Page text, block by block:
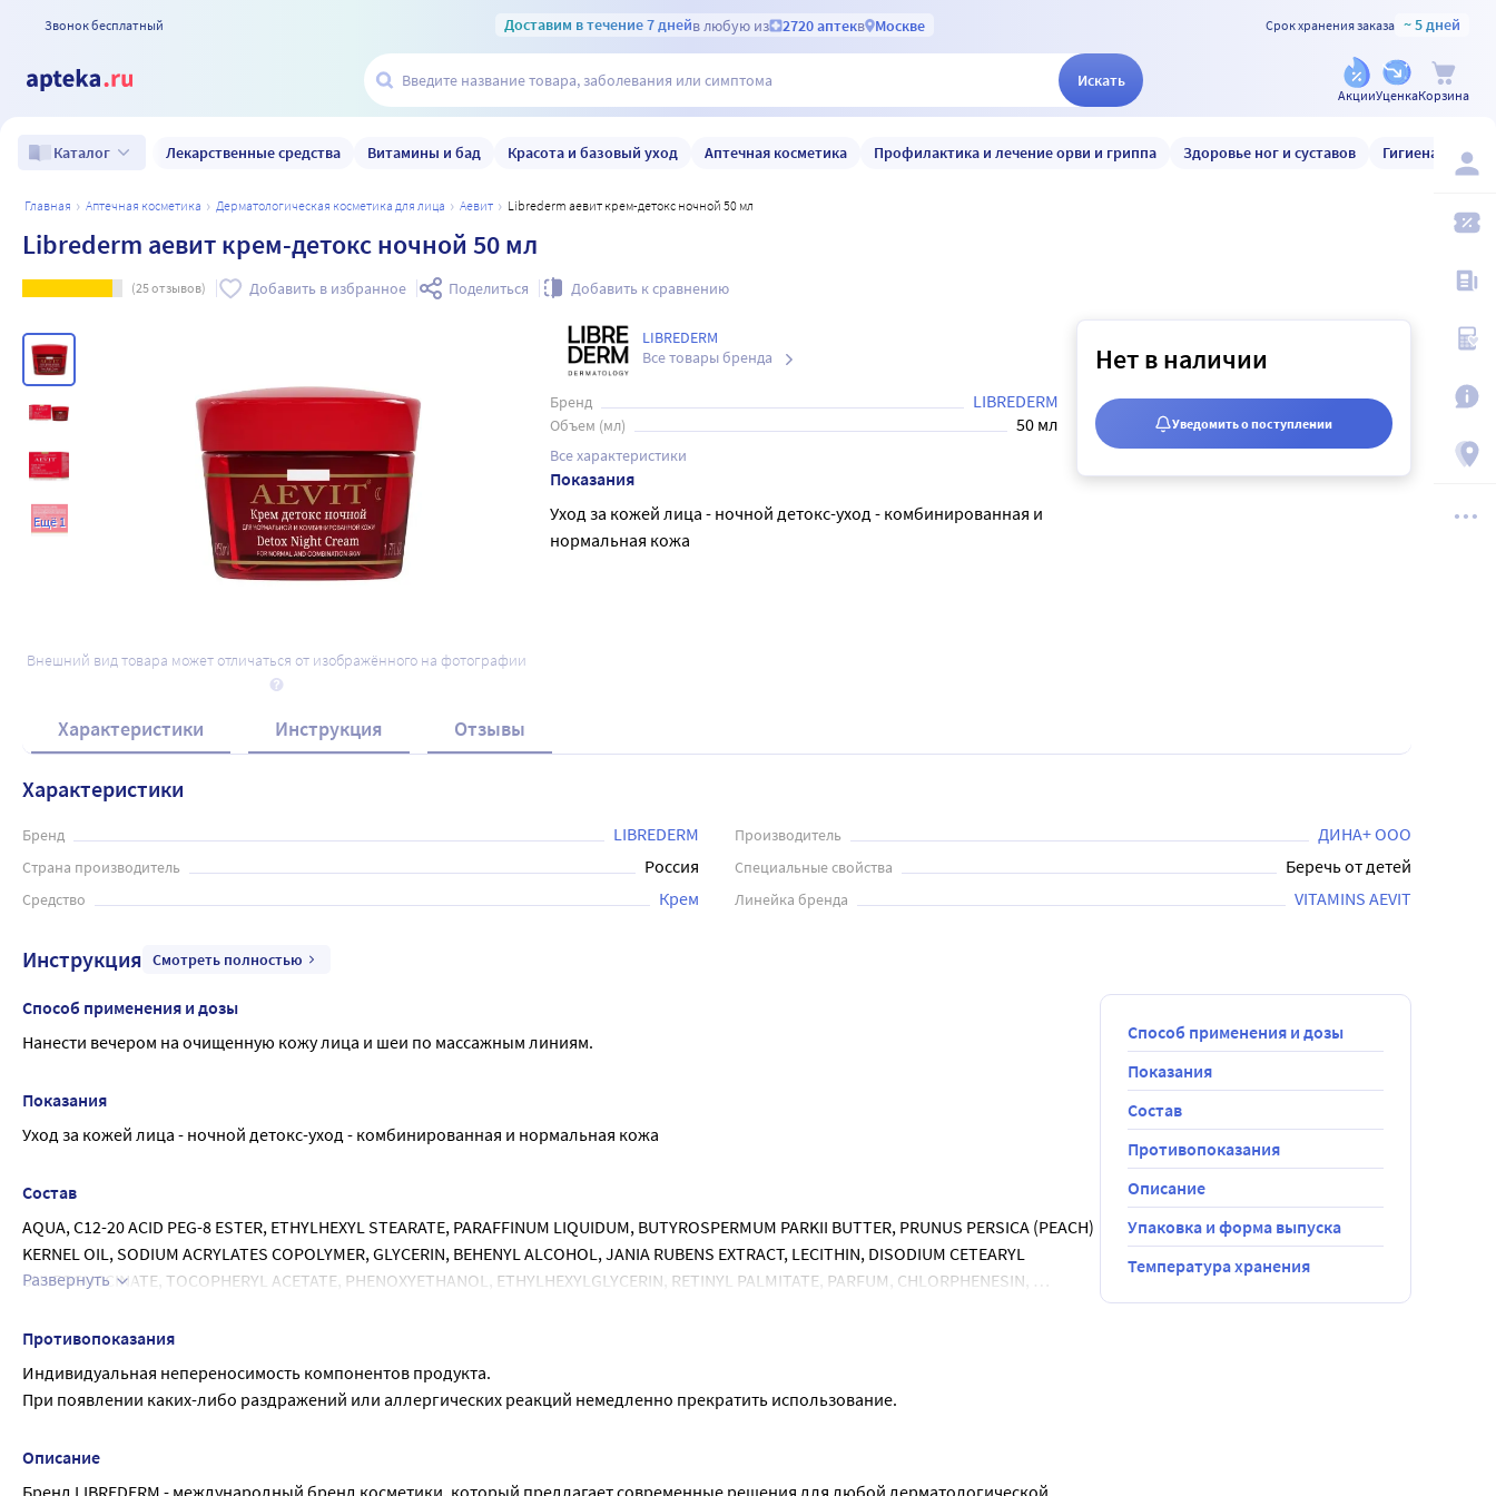
Звонок бесплатный Доставим в течение 7 днейв любую из 2720 аптекв Москве Срок хранения заказа ~ 5 дней
Искать
АкцииУценкаКорзина
Каталог Лекарственные средства Витамины и бад Красота и базовый уход Аптечная косметика Профилактика и лечение орви и гриппа Здоровье ног и суставов Гигиена и уход
главная аптечная косметика дерматологическая косметика для лица аевит Librederm аевит крем-детокс ночной 50 мл
Librederm аевит крем-детокс ночной 50 мл
(25отзывов) Добавить в избранное Поделиться Добавить к сравнению
Ещё 1
Внешний вид товара может отличаться от изображённого на фотографии
LIBREDERM
Все товары бренда
Бренд LIBREDERM
Объем (мл) 50 мл
Все характеристики
Показания
Уход за кожей лица - ночной детокс-уход - комбинированная и
нормальная кожа
Нет в наличии
Уведомить о поступлении
Характеристики Инструкция Отзывы
Характеристики
Бренд LIBREDERM Производитель ДИНА+ ООО
Страна производитель Россия Специальные свойства Беречь от детей
Средство Крем Линейка бренда VITAMINS AEVIT
Инструкция Смотреть полностью
Способ применения и дозы
Нанести вечером на очищенную кожу лица и шеи по массажным линиям.
Показания
Уход за кожей лица - ночной детокс-уход - комбинированная и нормальная кожа
Состав
AQUA, C12-20 ACID PEG-8 ESTER, ETHYLHEXYL STEARATE, PARAFFINUM LIQUIDUM, BUTYROSPERMUM PARKII BUTTER, PRUNUS PERSICA (PEACH)
KERNEL OIL, SODIUM ACRYLATES COPOLYMER, GLYCERIN, BEHENYL ALCOHOL, JANIA RUBENS EXTRACT, LECITHIN, DISODIUM CETEARYL
SULFOSUCCINATE, TOCOPHERYL ACETATE, PHENOXYETHANOL, ETHYLHEXYLGLYCERIN, RETINYL PALMITATE, PARFUM, CHLORPHENESIN,
BENZOATE, LIMONENE, COUMARIN, ALPHA-ISOMETHYL IONONE, CINNAMYL ALCOHOL, DISODIUM EDTA.
Развернуть
Противопоказания
Индивидуальная непереносимость компонентов продукта.
При появлении каких-либо раздражений или аллергических реакций немедленно прекратить использование.
Описание
Бренд LIBREDERM - международный бренд косметики, который предлагает современные решения для любой дерматологической
Способ применения и дозы
Показания
Состав
Противопоказания
Описание
Упаковка и форма выпуска
Температура хранения